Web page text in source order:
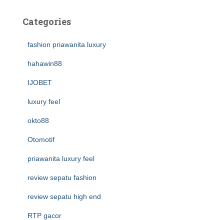
Categories
fashion priawanita luxury
hahawin88
IJOBET
luxury feel
okto88
Otomotif
priawanita luxury feel
review sepatu fashion
review sepatu high end
RTP gacor